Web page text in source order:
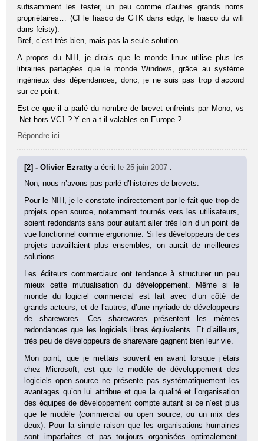
sufisamment les tester, un peu comme d’autres grands noms
propriétaires… (Cf le fiasco de GTK dans edgy, le fiasco du wifi
dans feisty).
Bref, c’est très bien, mais pas la seule solution.
A propos du NIH, je dirais que le monde linux utilise plus les
librairies partagées que le monde Windows, grâce au système
ingénieux des dépendances, donc, je ne suis pas trop d’accord
sur ce point.
Est-ce que il a parlé du nombre de brevet enfreints par Mono, vs
.Net hors VC1 ? Y en a t il valables en Europe ?
Répondre ici
[2] - Olivier Ezrattya écrit le 25 juin 2007 :
Non, nous n’avons pas parlé d’histoires de brevets.
Pour le NIH, je le constate indirectement par le fait que trop de
projets open source, notamment tournés vers les utilisateurs,
soient redondants sans pour autant aller très loin d’un point de
vue fonctionnel comme ergonomie. Si les développeurs de ces
projets travaillaient plus ensembles, on aurait de meilleures
solutions.
Les éditeurs commerciaux ont tendance à structurer un peu
mieux cette mutualisation du développement. Même si le
monde du logiciel commercial est fait avec d’un côté de
grands acteurs, et de l’autres, d’une myriade de développeurs
de sharewares. Ces sharewares présentent les mêmes
redondances que les logiciels libres équivalents. Et d’ailleurs,
très peu de développeurs de shareware gagnent bien leur vie.
Mon point, que je mettais souvent en avant lorsque j’étais
chez Microsoft, est que le modèle de développement des
logiciels open source ne présente pas systématiquement les
avantages qu’on lui attribue et que la qualité et l’organisation
des équipes de développement compte autant si ce n’est plus
que le modèle (commercial ou open source, ou un mix des
deux). Pour la simple raison que les organisations humaines
sont imparfaites et pas toujours organisées optimalement.